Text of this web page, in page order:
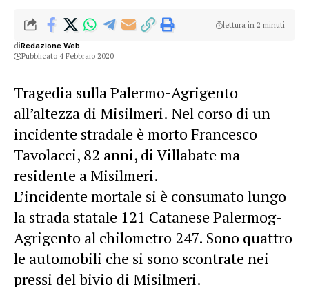
diRedazione Web
Pubblicato 4 Febbraio 2020
lettura in 2 minuti
Tragedia sulla Palermo-Agrigento
all’altezza di Misilmeri. Nel corso di un
incidente stradale è morto Francesco
Tavolacci, 82 anni, di Villabate ma
residente a Misilmeri.
L’incidente mortale si è consumato lungo
la strada statale 121 Catanese Palermog-
Agrigento al chilometro 247. Sono quattro
le automobili che si sono scontrate nei
pressi del bivio di Misilmeri.